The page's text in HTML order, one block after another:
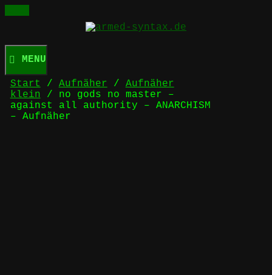
content
MENU
Start / Aufnäher / Aufnäher
klein / no gods no master –
against all authority – ANARCHISM
– Aufnäher